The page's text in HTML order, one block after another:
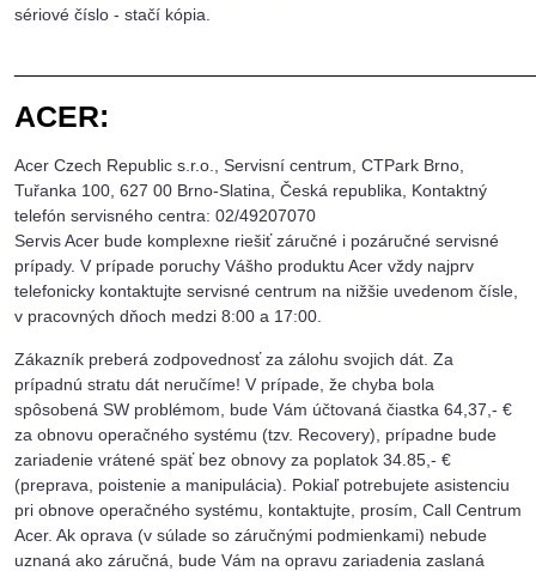
sériové číslo - stačí kópia.
ACER:
Acer Czech Republic s.r.o., Servisní centrum, CTPark Brno,
Tuřanka 100, 627 00 Brno-Slatina, Česká republika, Kontaktný
telefón servisného centra: 02/49207070
Servis Acer bude komplexne riešiť záručné i pozáručné servisné
prípady. V prípade poruchy Vášho produktu Acer vždy najprv
telefonicky kontaktujte servisné centrum na nižšie uvedenom čísle,
v pracovných dňoch medzi 8:00 a 17:00.
Zákazník preberá zodpovednosť za zálohu svojich dát. Za
prípadnú stratu dát neručíme! V prípade, že chyba bola
spôsobená SW problémom, bude Vám účtovaná čiastka 64,37,- €
za obnovu operačného systému (tzv. Recovery), prípadne bude
zariadenie vrátené späť bez obnovy za poplatok 34.85,- €
(preprava, poistenie a manipulácia). Pokiaľ potrebujete asistenciu
pri obnove operačného systému, kontaktujte, prosím, Call Centrum
Acer. Ak oprava (v súlade so záručnými podmienkami) nebude
uznaná ako záručná, bude Vám na opravu zariadenia zaslaná